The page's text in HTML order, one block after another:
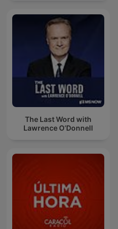
The Last Word with
Lawrence O’Donnell